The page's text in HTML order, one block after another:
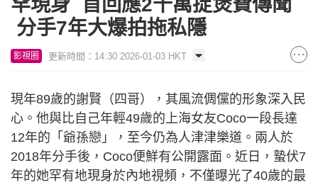
罕現身 首回應2千萬掟煲費傳聞
分手7年大爆拍拖私隱
影視圈 更新時間：14:30 2026-01-03 HKT
現年89歲的謝賢（四哥），其風流倜儻的形象深入民
心。他與比自己年輕49歲的上海女友Coco一段長達
12年的「爺孫戀」，至今仍為人津津樂道。兩人於
2018年分手後，Coco便鮮有公開露面。近日，蟄伏7
年的她罕有地現身於內地視頻，不僅曝光了40歲的最